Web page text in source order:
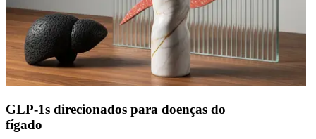
GLP-1s direcionados para doenças do
fígado